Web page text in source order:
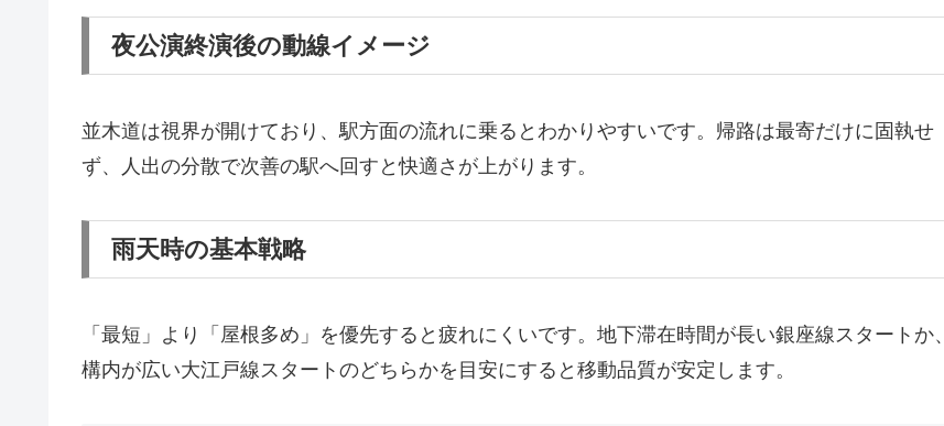
夜公演終演後の動線イメージ
並木道は視界が開けており、駅方面の流れに乗るとわかりやすいです。帰路は最寄だけに固執せ
ず、人出の分散で次善の駅へ回すと快適さが上がります。
雨天時の基本戦略
「最短」より「屋根多め」を優先すると疲れにくいです。地下滞在時間が長い銀座線スタートか、
構内が広い大江戸線スタートのどちらかを目安にすると移動品質が安定します。